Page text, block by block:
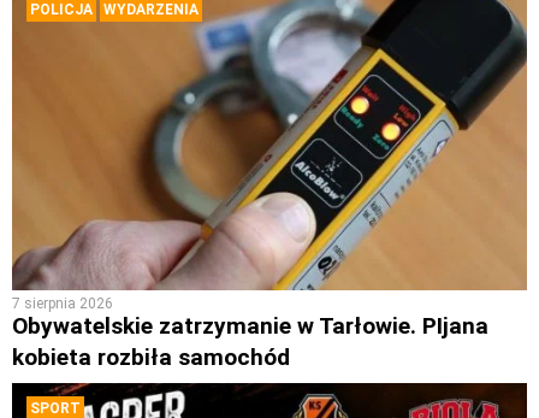
POLICJA WYDARZENIA
7 sierpnia 2026
Obywatelskie zatrzymanie w Tarłowie. PIjana
kobieta rozbiła samochód
SPORT